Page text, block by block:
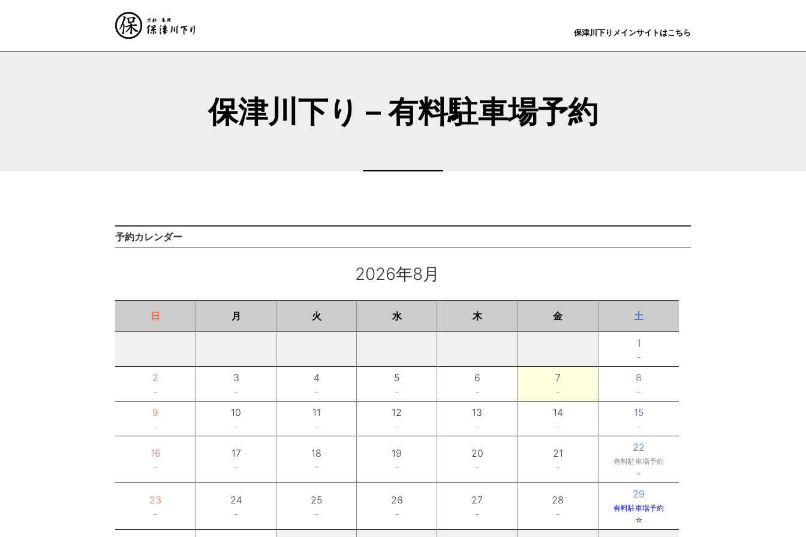
保津川下りメインサイトはこちら
保津川下り – 有料駐車場予約
予約カレンダー
2026年8月
日 月 火 水 木 金 土
1
－
2
－
3
－
4
－
5
－
6
－
7
－
8
－
9
－
10
－
11
－
12
－
13
－
14
－
15
－
16
－
17
－
18
－
19
－
20
－
21
－
22
有料駐車場予約
×
23
－
24
－
25
－
26
－
27
－
28
－
29
有料駐車場予約
☆